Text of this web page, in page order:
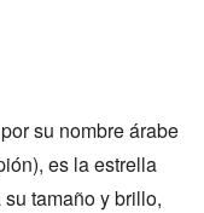
su nombre árabe
es la estrella
tamaño y brillo,